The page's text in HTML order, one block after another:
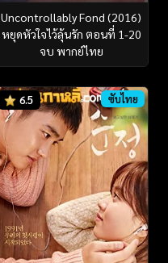
Uncontrollably Fond (2016)
หยุดหัวใจไว้ลุ้นรัก ตอนที่ 1-20
จบ พากย์ไทย
6.5 ซับไทย